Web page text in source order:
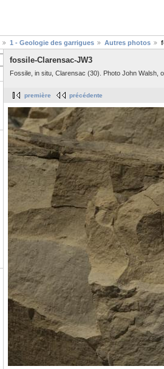
1 - Geologie des garrigues Autres photos
fossile-Clarensac-JW3
Fossile, in situ, Clarensac (30). Photo John Walsh,
première précédente